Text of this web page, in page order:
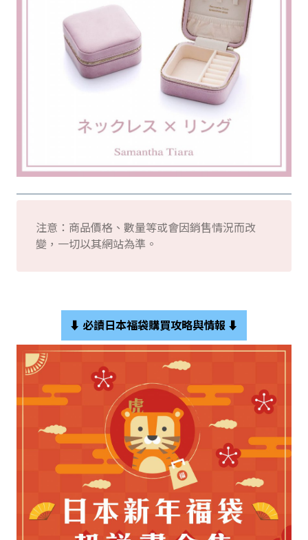
注意：商品價格、數量等或會因銷售情況而改
變，一切以其網站為準。
⬇️ 必讀日本福袋購買攻略與情報 ⬇️